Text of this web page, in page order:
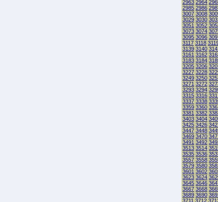
2963 2964
2985 2986
3007 3008
3029 3030
3051 3052
3073 3074
3095 3096
3117 3118
3139 3140
3161 3162
3183 3184
3205 3206
3227 3228
3249 3250
3271 3272
3293 3294
3315 3316
3337 3338
3359 3360
3381 3382
3403 3404
3425 3426
3447 3448
3469 3470
3491 3492
3513 3514
3535 3536
3557 3558
3579 3580
3601 3602
3623 3624
3645 3646
3667 3668
3689 3690
3711 3712